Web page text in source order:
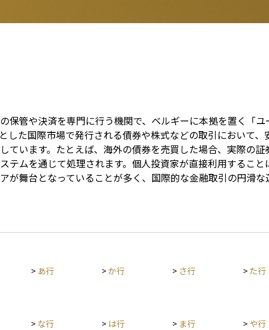
保管や決済を専門に行う機関で、ベルギーに本拠を置く「
した国際市場で発行される債券や株式などの取引において
ています。たとえば、海外の債券を売買した場合、実際の
テムを通じて処理されます。個人投資家が直接利用するこ
が舞台となっていることが多く、国際的な金融取引の円滑な
> あ行 >か行 > さ行 > た行
> な行 > は行 > ま行 > や行